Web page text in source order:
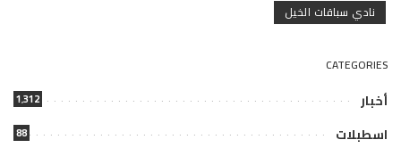
نادي سباقات الخيل
CATEGORIES
أخبار 1٬312
اسطبلات 88